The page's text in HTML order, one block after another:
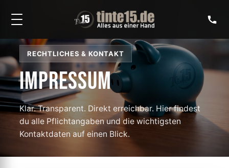
RECHTLICHES & KONTAKT
IMPRESSUM
Klar. Transparent. Direkt erreichbar. Hier findest
du alle Pflichtangaben und die wichtigsten
Kontaktdaten auf einen Blick.